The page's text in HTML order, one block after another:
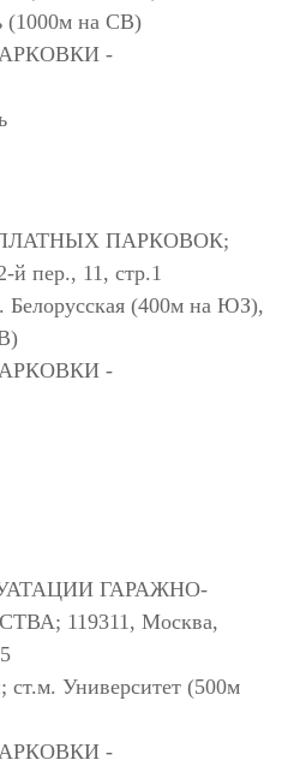
(1000м на СВ)
-
ПАРКОВОК;
й пер., 11, стр.1
(400м на ЮЗ),
-
ГАРАЖНО-
119311, Москва,
Университет (500м
-